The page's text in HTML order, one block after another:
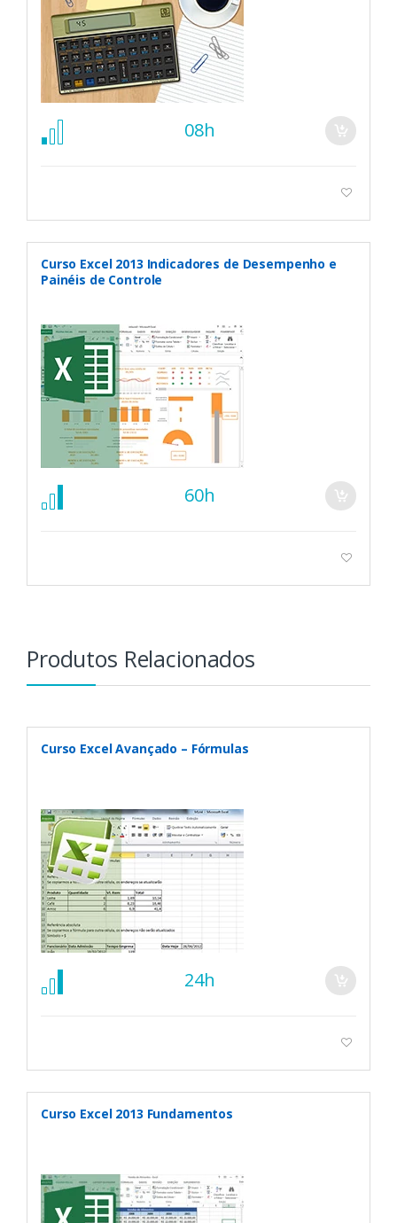
08h
Curso Excel 2013 Indicadores de Desempenho e
Painéis de Controle
60h
Produtos Relacionados
Curso Excel Avançado – Fórmulas
24h
Curso Excel 2013 Fundamentos